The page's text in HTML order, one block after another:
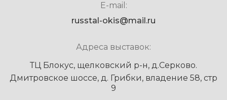
E-mail:
russtal-okis@mail.ru
Адреса выставок:
ТЦ Блокус, щелковский р-н, д.Серково.
Дмитровское шоссе, д. Грибки, владение 58, стр
9